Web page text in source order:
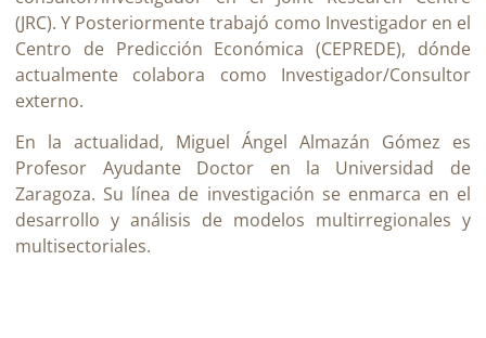
(JRC). Y Posteriormente trabajó como Investigador en el
Centro de Predicción Económica (CEPREDE), dónde
actualmente colabora como Investigador/Consultor
externo.
En la actualidad, Miguel Ángel Almazán Gómez es
Profesor Ayudante Doctor en la Universidad de
Zaragoza. Su línea de investigación se enmarca en el
desarrollo y análisis de modelos multirregionales y
multisectoriales.